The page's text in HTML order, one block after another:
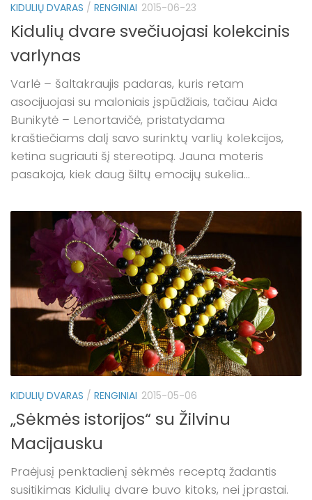
KIDULIŲ DVARAS / RENGINIAI 2015-06-23
Kidulių dvare svečiuojasi kolekcinis
varlynas
Varlė – šaltakraujis padaras, kuris retam
asocijuojasi su maloniais įspūdžiais, tačiau Aida
Bunikytė – Lenortavičė, pristatydama
kraštiečiams dalį savo surinktų varlių kolekcijos,
ketina sugriauti šį stereotipą. Jauna moteris
pasakoja, kiek daug šiltų emocijų sukelia...
KIDULIŲ DVARAS / RENGINIAI 2015-05-06
„Sėkmės istorijos“ su Žilvinu
Macijausku
Praėjusį penktadienį sėkmės receptą žadantis
susitikimas Kidulių dvare buvo kitoks, nei įprastai.